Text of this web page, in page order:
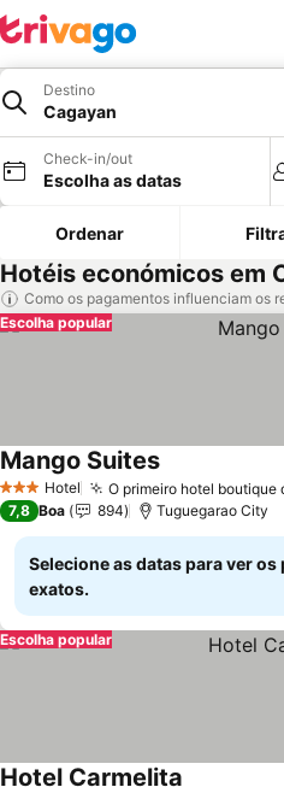
Destino
Cagayan
Check-in/out
Escolha as datas
Ordenar
Hotéis económicos em
Como os pagamentos influenciam os
Escolha popular
3 EstrelasHotel O primeiro hotel boutique
Mango Suites
7,8 Boa 894 Tuguegarao City
Selecione as datas para ver os
exatos.
Escolha popular
Hotel Carmelita